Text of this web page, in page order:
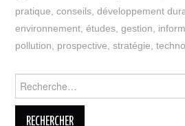
pratique ,conseils ,développement
environnement ,études ,gestion
pollution
prospective ,stratégie ,